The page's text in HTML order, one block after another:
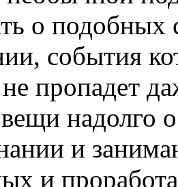
о
события
пропадет
надолго
и
и